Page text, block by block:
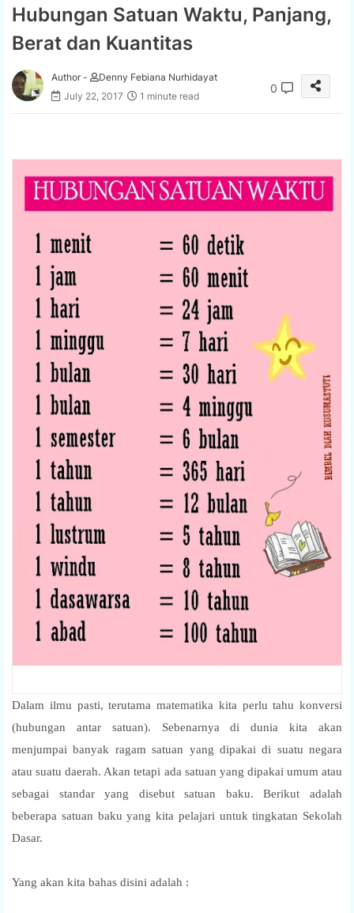
Hubungan Satuan Waktu, Panjang,
Berat dan Kuantitas
Author -
Denny Febiana Nurhidayat
July 22, 2017
1 minute read
0
Dalam ilmu pasti, terutama matematika kita perlu tahu konversi
(hubungan antar satuan). Sebenarnya di dunia kita akan
menjumpai banyak ragam satuan yang dipakai di suatu negara
atau suatu daerah. Akan tetapi ada satuan yang dipakai umum atau
sebagai standar yang disebut satuan baku. Berikut adalah
beberapa satuan baku yang kita pelajari untuk tingkatan Sekolah
Dasar.
Yang akan kita bahas disini adalah :